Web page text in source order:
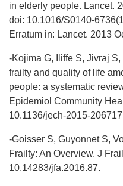
in elderly people. Lancet.
doi: 10.1016/S0140-
Erratum in: Lancet. 2013
-Kojima G, Iliffe S, Jivraj
frailty and quality of life
people: a systematic
Epidemiol Community
10.1136/jech-2015-206717
-Goisser S, Guyonnet S,
Frailty: An Overview. J
10.14283/jfa.2016.87.